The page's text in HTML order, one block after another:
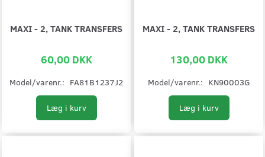
MAXI - 2, TANK TRANSFERS
60,00 DKK
Model/varenr.: FA81B1237J2
Læg i kurv
MAXI - 2, TANK TRANSFERS
130,00 DKK
Model/varenr.: KN90003G
Læg i kurv